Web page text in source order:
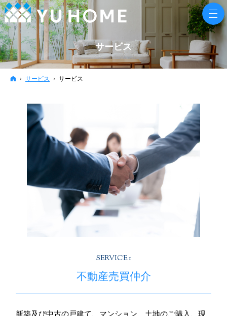
サービス
ホーム
サービス サービス
SERVICE 1
不動産売買仲介
新築及び中古の戸建て、マンション、土地のご購入、現